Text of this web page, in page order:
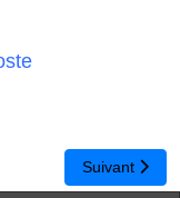
compas et règle
Article
Suivant